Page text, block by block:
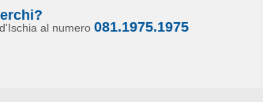
al numero 081.1975.1975